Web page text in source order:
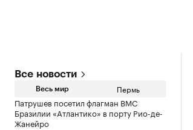
Все новости
Весь мир Пермь
Патрушев посетил флагман ВМС
Бразилии «Атлантико» в порту Рио-де-
Жанейро